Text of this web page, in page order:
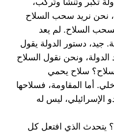
نحن ‏نريد سحب السلاح
السلاح. لم يعد
جيد، دستور ‏الدولة يقول
ونحن نقول السلاح
سلاح؟ سلاح ‏يحمي
أما المقاومة، فسلاحها
الإسرائيلي، ليس له
يتحدث الذي افتعل كل